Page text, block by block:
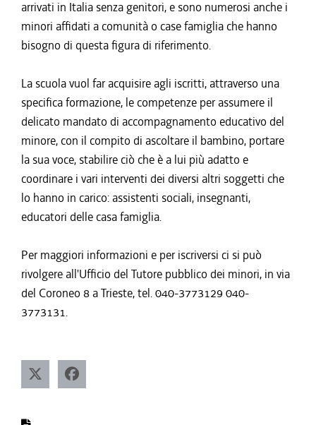
arrivati in Italia senza genitori, e sono numerosi anche i
minori affidati a comunità o case famiglia che hanno
bisogno di questa figura di riferimento.
La scuola vuol far acquisire agli iscritti, attraverso una
specifica formazione, le competenze per assumere il
delicato mandato di accompagnamento educativo del
minore, con il compito di ascoltare il bambino, portare
la sua voce, stabilire ciò che è a lui più adatto e
coordinare i vari interventi dei diversi altri soggetti che
lo hanno in carico: assistenti sociali, insegnanti,
educatori delle casa famiglia.
Per maggiori informazioni e per iscriversi ci si può
rivolgere all'Ufficio del Tutore pubblico dei minori, in via
del Coroneo 8 a Trieste, tel. 040-3773129 040-
3773131.